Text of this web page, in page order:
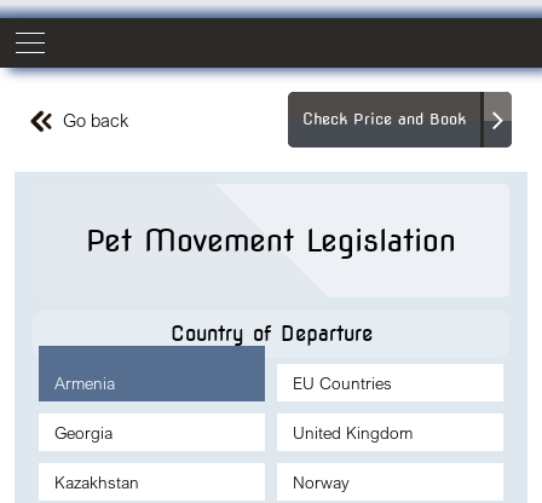
Go back Check Price and Book
Pet Movement Legislation
Country of Departure
Armenia EU Countries
Georgia United Kingdom
Kazakhstan Norway